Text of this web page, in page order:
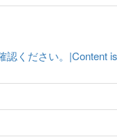
ください。|Content